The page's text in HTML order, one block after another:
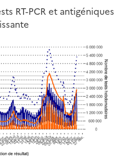
RT-PCR et antigéniques